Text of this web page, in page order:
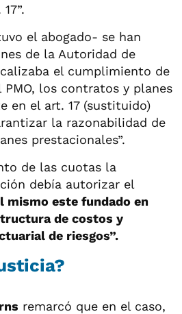
el abogado- se han
de la Autoridad de
el cumplimiento de
los contratos y planes
en el art. 17 (sustituido)
la razonabilidad de
prestacionales”.
de las cuotas la
debía autorizar el
mismo este fundado en
de costos y
de riesgos”.
remarcó que en el caso,